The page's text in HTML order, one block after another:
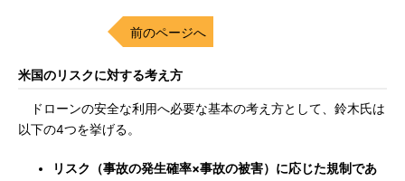
前のページへ
米国のリスクに対する考え方
ドローンの安全な利用へ必要な基本の考え方として、鈴木氏は
以下の4つを挙げる。
リスク（事故の発生確率×事故の被害）に応じた規制であ